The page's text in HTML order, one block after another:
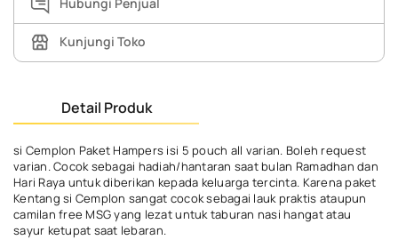
Kunjungi Toko
Detail Produk
si Cemplon Paket Hampers isi 5 pouch all varian. Boleh request
varian. Cocok sebagai hadiah/hantaran saat bulan Ramadhan dan
Hari Raya untuk diberikan kepada keluarga tercinta. Karena paket
Kentang si Cemplon sangat cocok sebagai lauk praktis ataupun
camilan free MSG yang lezat untuk taburan nasi hangat atau
sayur ketupat saat lebaran.